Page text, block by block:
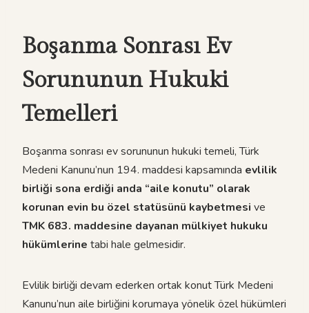
Boşanma Sonrası Ev
Sorununun Hukuki
Temelleri
Boşanma sonrası ev sorununun hukuki temeli, Türk
Medeni Kanunu’nun 194. maddesi kapsamında evlilik
birliği sona erdiği anda “aile konutu” olarak
korunan evin bu özel statüsünü kaybetmesi ve
TMK 683. maddesine dayanan mülkiyet hukuku
hükümlerine tabi hale gelmesidir.
Evlilik birliği devam ederken ortak konut Türk Medeni
Kanunu’nun aile birliğini korumaya yönelik özel hükümleri